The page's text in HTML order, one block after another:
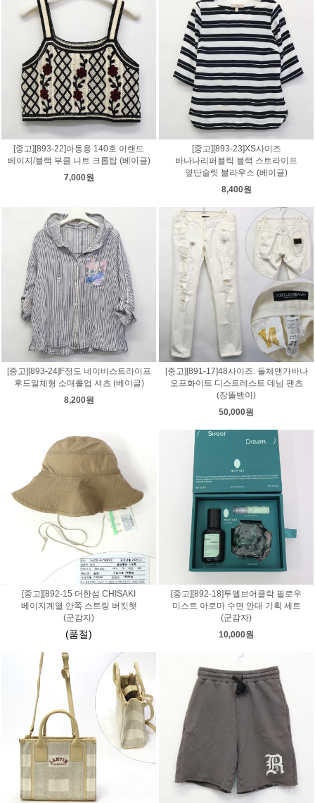
[중고][893-22]아동용 140호 이랜드
베이지/블랙 부클 니트 크롭탑 (베이글)
7,000원
[중고][893-23]XS사이즈
바나나리퍼블릭 블랙 스트라이프
옆단슬릿 블라우스 (베이글)
8,400원
[중고][893-24]F정도 네이비스트라이프
후드일체형 소매롤업 셔츠 (베이글)
8,200원
[중고][891-17]48사이즈. 돌체앤가바나
오프화이트 디스트레스트 데님 팬츠
(장똘뱅이)
50,000원
[중고][892-15 더한섬 CHISAKI
베이지계열 안쪽 스트링 버킷햇
(군감자)
(품절)
[중고][892-18]투엘브어클락 필로우
미스트 아로마 수면 안대 기획 세트
(군감자)
10,000원